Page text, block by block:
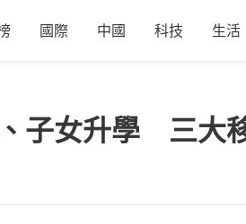
國際 中國 科技 生活
子女升學 三大